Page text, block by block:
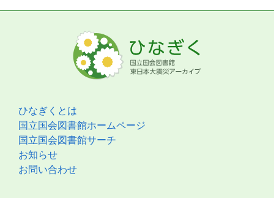
ひなぎくとは
国立国会図書館ホームページ
国立国会図書館サーチ
お知らせ
お問い合わせ